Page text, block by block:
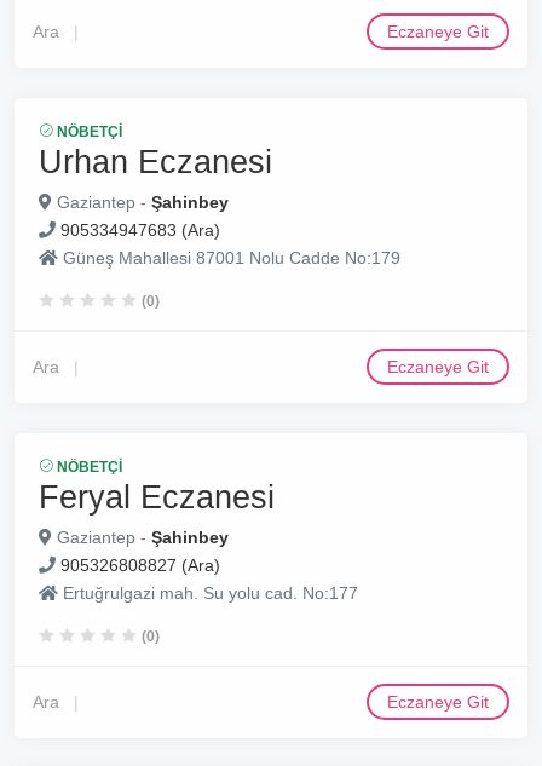
Ara Eczaneye Git
NÖBETÇI
Urhan Eczanesi
Gaziantep - Şahinbey
905334947683 (Ara)
Güneş Mahallesi 87001 Nolu Cadde No:179
(0)
Ara Eczaneye Git
NÖBETÇI
Feryal Eczanesi
Gaziantep - Şahinbey
905326808827 (Ara)
Ertuğrulgazi mah. Su yolu cad. No:177
(0)
Ara Eczaneye Git